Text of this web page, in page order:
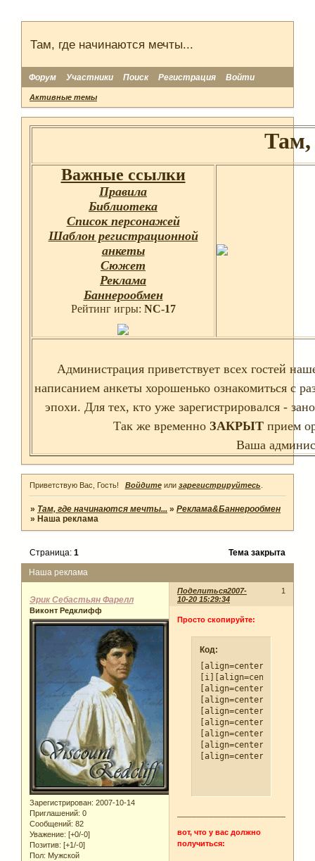
Там, где начинаются мечты...
Форум Участники Поиск Регистрация Войти
Активные темы
Там,
Важные ссылки
Правила
Библиотека
Список персонажей
Шаблон регистрационной
анкеты
Сюжет
Реклама
Баннерообмен
Рейтинг игры: NC-17
Администрация приветствует всех гостей
написанием анкеты хорошенько ознакомиться с
эпохи. Для тех, кто уже зарегистрировался -
Так же временно ЗАКРЫТприем
Ваша
Приветствую Вас, Гость! Войдитеили зарегистрируйтесь
» Там, где начинаются мечты... »Реклама&Баннерообмен
»Наша реклама
Наша реклама
Страница:1 Тема закрыта
Поделиться 1
2007-
10-20 15:29:34
Эрик Себастьян Фарелл
Виконт Редклифф
Зарегистрирован: 2007-10-14
Приглашений: 0
Сообщений: 82
Уважение: [+0/-0]
Позитив: [+1/-0]
Пол: Мужской
Просто скопируйте:
Код:
[align=center]Наша
[align=center]Герцоги,
[align=center]Здесь
[align=center]Может
[align=center]Следуй
вот, что у вас должно
получиться: